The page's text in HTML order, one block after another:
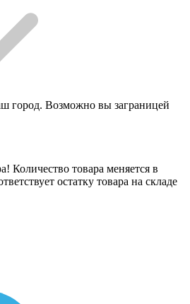
город. Возможно вы заграницей
Количество товара меняется в
остатку товара на складе